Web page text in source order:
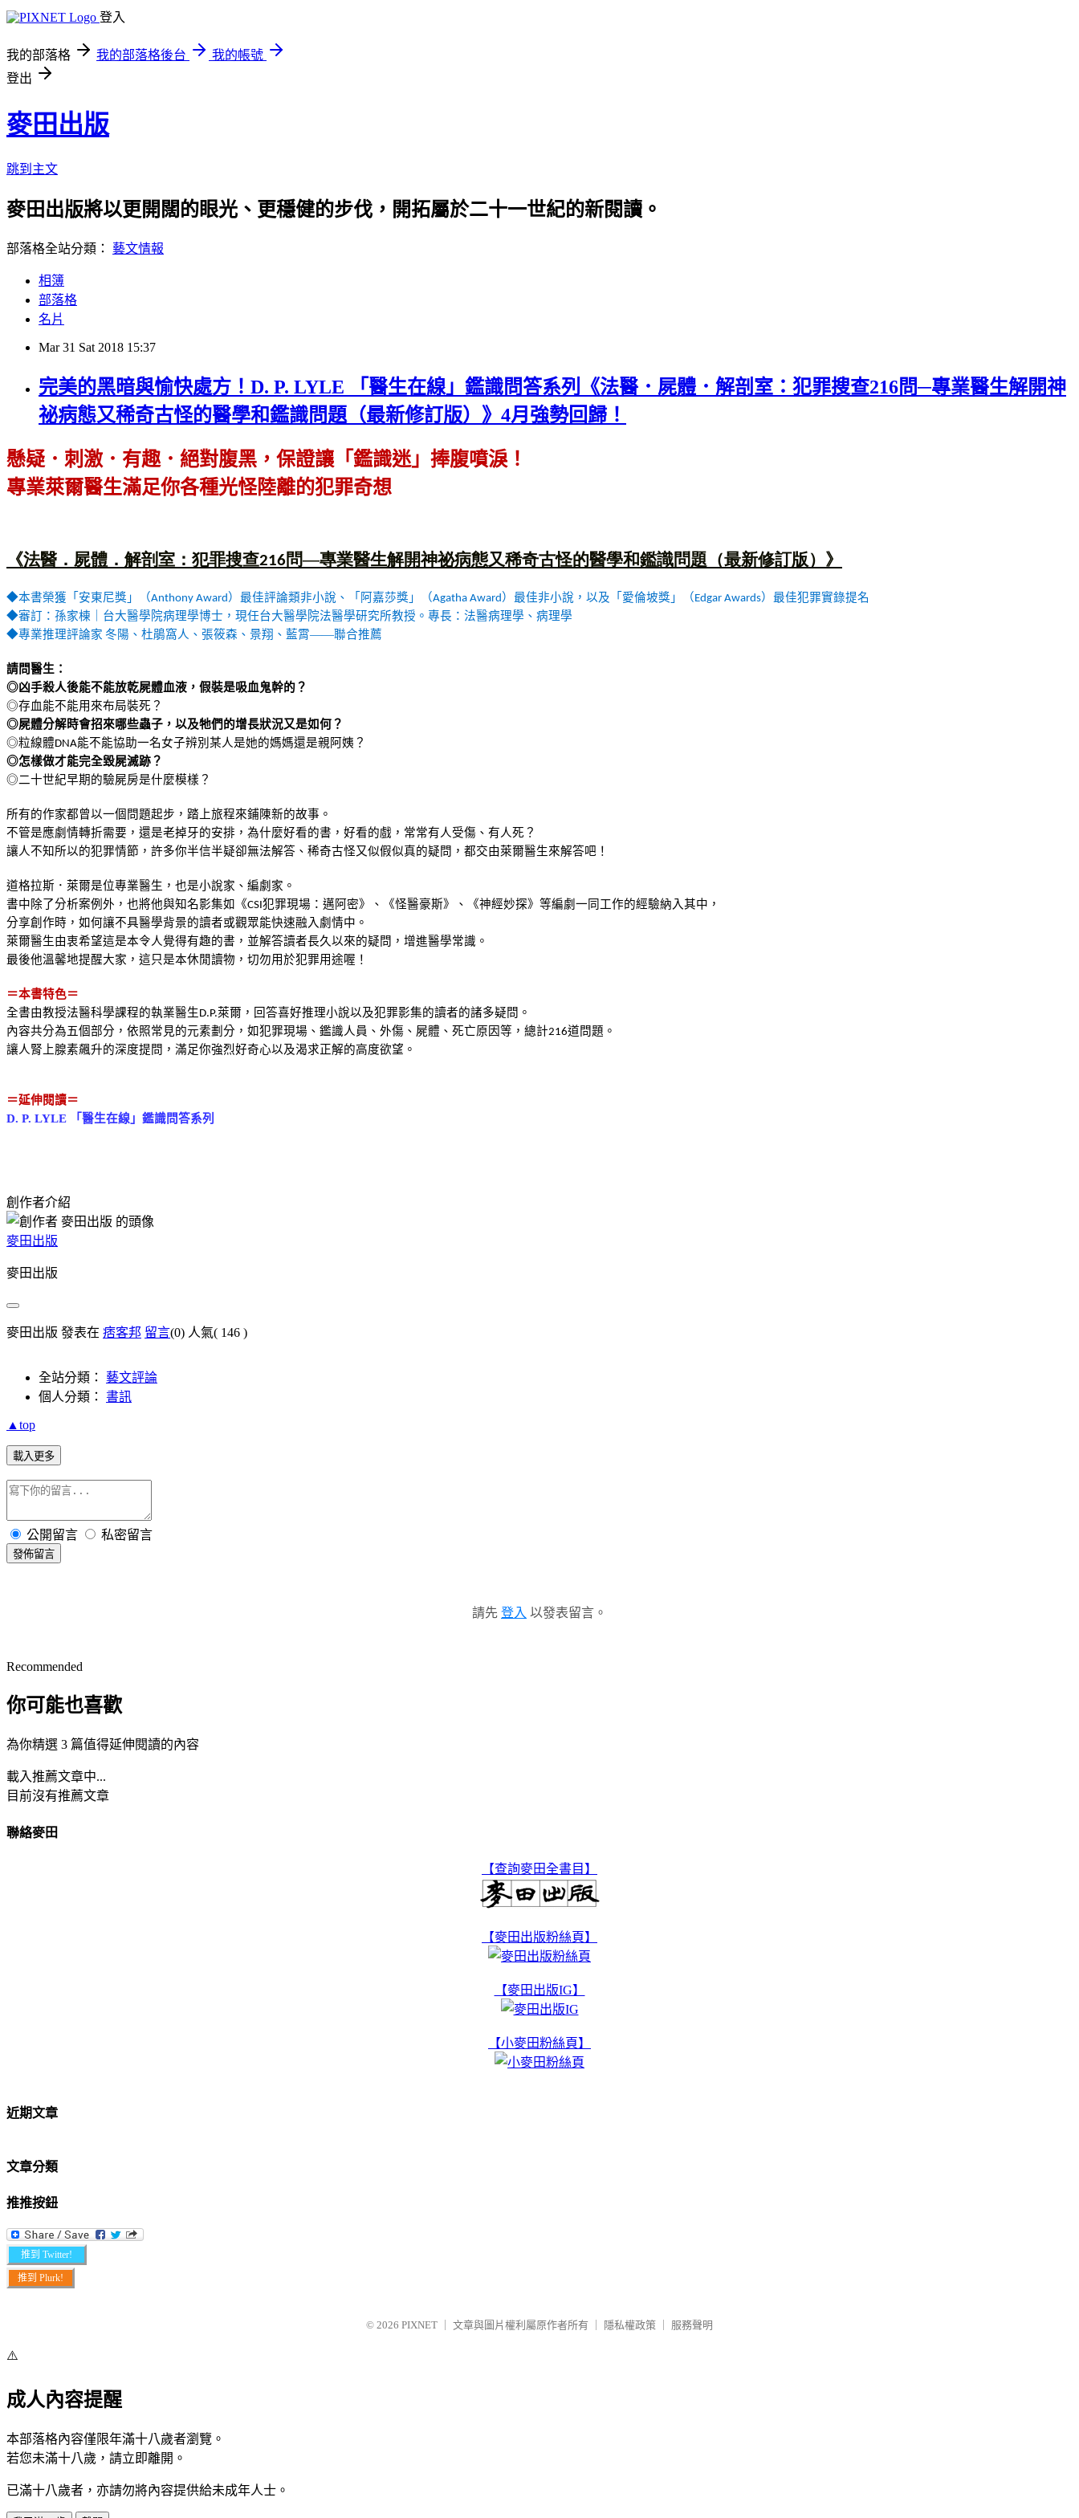
登入
我的部落格 我的部落格後台
我的帳號
登出
麥田出版
跳到主文
麥田出版將以更開闊的眼光、更穩健的步伐，開拓屬於二十一世紀的新閱讀。
部落格全站分類： 藝文情報
相簿
部落格
名片
Mar 31 Sat 2018 15:37
完美的黑暗與愉快處方！D. P. LYLE 「醫生在線」鑑識問答系列《法醫．屍體．解剖室：犯罪搜查216問─專業醫生解開神
祕病態又稀奇古怪的醫學和鑑識問題（最新修訂版）》4月強勢回歸！
懸疑．刺激．有趣．絕對腹黑，保證讓「鑑識迷」捧腹噴淚！
專業萊爾醫生滿足你各種光怪陸離的犯罪奇想
《法醫．屍體．解剖室：犯罪搜查216問—專業醫生解開神祕病態又稀奇古怪的醫學和鑑識問題（最新修訂版）》
◆本書榮獲「安東尼獎」（Anthony Award ）最佳評論類非小說、「阿嘉莎獎」（Agatha Award ）最佳非小說，以及「愛倫坡獎」（Edgar Awards）最佳犯罪實錄提名
◆審訂：孫家棟｜台大醫學院病理學博士，現任台大醫學院法醫學研究所教授。專長：法醫病理學、病理學
◆專業推理評論家 冬陽、杜鵑窩人、張筱森、景翔、藍霄——聯合推薦
請問醫生：
◎凶手殺人後能不能放乾屍體血液，假裝是吸血鬼幹的？
◎存血能不能用來布局裝死？
◎屍體分解時會招來哪些蟲子，以及牠們的增長狀況又是如何？
◎粒線體DNA能不能協助一名女子辨別某人是她的媽媽還是親阿姨？
◎怎樣做才能完全毀屍滅跡？
◎二十世紀早期的驗屍房是什麼模樣？
所有的作家都曾以一個問題起步，踏上旅程來鋪陳新的故事。
不管是應劇情轉折需要，還是老掉牙的安排，為什麼好看的書，好看的戲，常常有人受傷、有人死？
讓人不知所以的犯罪情節，許多你半信半疑卻無法解答、稀奇古怪又似假似真的疑問，都交由萊爾醫生來解答吧！
道格拉斯．萊爾是位專業醫生，也是小說家、編劇家。
書中除了分析案例外，也將他與知名影集如《CSI犯罪現場：邁阿密》、《怪醫豪斯》、《神經妙探》等編劇一同工作的經驗納入其中，
分享創作時，如何讓不具醫學背景的讀者或觀眾能快速融入劇情中。
萊爾醫生由衷希望這是本令人覺得有趣的書，並解答讀者長久以來的疑問，增進醫學常識。
最後他溫馨地提醒大家，這只是本休閒讀物，切勿用於犯罪用途喔！
＝本書特色＝
全書由教授法醫科學課程的執業醫生D.P.萊爾，回答喜好推理小說以及犯罪影集的讀者的諸多疑問。
內容共分為五個部分，依照常見的元素劃分，如犯罪現場、鑑識人員、外傷、屍體、死亡原因等，總計216道問題。
讓人腎上腺素飆升的深度提問，滿足你強烈好奇心以及渴求正解的高度欲望。
＝延伸閱讀＝
D. P. LYLE 「醫生在線」鑑識問答系列
創作者介紹
麥田出版
麥田出版
麥田出版 發表在 痞客邦 留言(0) 人氣( 146 )
全站分類： 藝文評論
個人分類： 書訊
▲top
載入更多
公開留言 私密留言
發佈留言
請先 登入 以發表留言。
Recommended
你可能也喜歡
為你精選 3 篇值得延伸閱讀的內容
載入推薦文章中...
目前沒有推薦文章
聯絡麥田
【查詢麥田全書目】
【麥田出版粉絲頁】
【麥田出版IG】
【小麥田粉絲頁】
近期文章
文章分類
推推按鈕
推到 Twitter!
推到 Plurk!
© 2026 PIXNET 文章與圖片權利屬原作者所有 隱私權政策 服務聲明
⚠️
成人內容提醒
本部落格內容僅限年滿十八歲者瀏覽。
若您未滿十八歲，請立即離開。
已滿十八歲者，亦請勿將內容提供給未成年人士。